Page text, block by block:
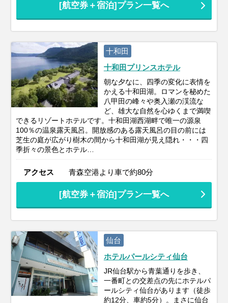
[航空券＋宿泊]プラン一覧へ
十和田
十和田プリンスホテル
朝な夕なに、四季の変化に表情を
かえる十和田湖。ロマンを秘めた
八甲田の峰々や奥入瀬の渓流な
ど、雄大な自然を心ゆくまで満喫
できるリゾートホテルです。十和田湖西湖畔で唯一の源泉
100％の温泉露天風呂。開放感のある露天風呂の目の前には
芝生の庭が広がり樹木の間から十和田湖が見え隠れ・・・四
季折々の景色とホテル…
アクセス 青森空港より車で約80分
[航空券＋宿泊]プラン一覧へ
仙台
ホテルパールシティ仙台
JR仙台駅から青葉通りを歩き、
一番町との交差点の先にホテルパ
ールシティ仙台があります（徒歩
約12分、車約5分）。まさに仙台